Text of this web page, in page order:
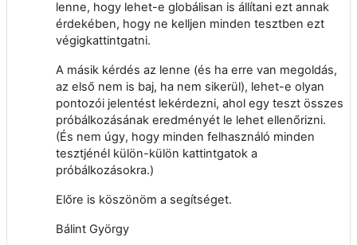
lenne, hogy lehet-e globálisan is állítani ezt annak
érdekében, hogy ne kelljen minden tesztben ezt
végigkattintgatni.
A másik kérdés az lenne (és ha erre van megoldás,
az első nem is baj, ha nem sikerül), lehet-e olyan
pontozói jelentést lekérdezni, ahol egy teszt összes
próbálkozásának eredményét le lehet ellenőrizni.
(És nem úgy, hogy minden felhasználó minden
tesztjénél külön-külön kattintgatok a
próbálkozásokra.)
Előre is köszönöm a segítséget.
Bálint György